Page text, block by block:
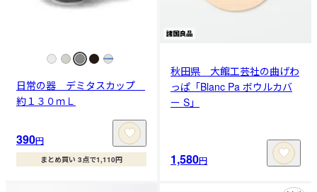
日常の器 デミタスカップ
約１３０ｍＬ
390円
まとめ買い 3点で1,110円
秋田県 大館工芸社の曲げわ
っぱ「Blanc Pa ボウルカバ
ー S」
1,580円